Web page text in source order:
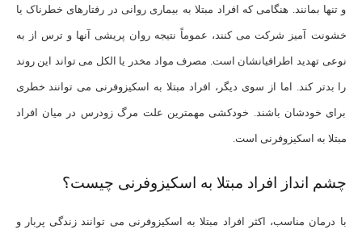
و تنها بمانند. هنگامی که افراد مبتلا به بیماری روانی در رفتارهای خطرناک یا
خشونت آمیز شرکت می کنند، عموماً نتیجه روان پریشی آنها و ترس از به
نوعی تهدید اطرافیانشان است. مصرف مواد مخدر یا الکل می تواند این روند
را بدتر کند. اما از سوی دیگر، افراد مبتلا به اسکیزوفرنی می توانند خطری
برای خودشان باشند. خودکشی مهمترین علت مرگ زودرس در میان افراد
مبتلا به اسکیزوفرنی است.
چشم انداز افراد مبتلا به اسکیزوفرنی چیست؟
با درمان مناسب، اکثر افراد مبتلا به اسکیزوفرنی می توانند زندگی پربار و